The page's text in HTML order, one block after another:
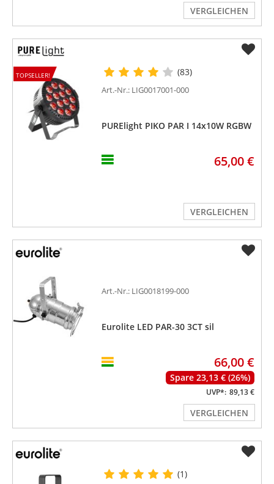
VERGLEICHEN
TOPSELLER! (83)
Art.-Nr.: LIG0017001-000
PURElight PIKO PAR I 14x10W RGBW
65,00 €
VERGLEICHEN
Art.-Nr.: LIG0018199-000
Eurolite LED PAR-30 3CT sil
66,00 €
Spare 23,13 € (26%)
UVP*: 89,13 €
VERGLEICHEN
(1)